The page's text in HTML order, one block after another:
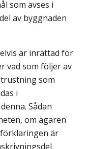
som avses i
av byggnaden
är inrättad för
vad som följer av
som
i
Sådan
om ägaren
är